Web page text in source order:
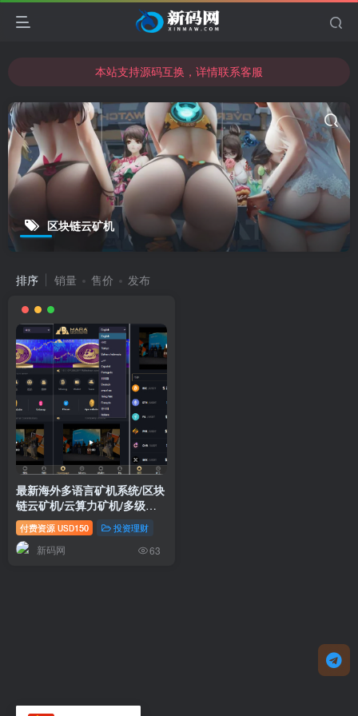
本站支持源码互换，详情联系客服
本站支持源码互换，详情联系客服
区块链云矿机
排序 销量 售价 发布
最新海外多语言矿机系统/区块
链云矿机/云算力矿机/多级分
销付费资源 USD150 投资理财
新码网 63